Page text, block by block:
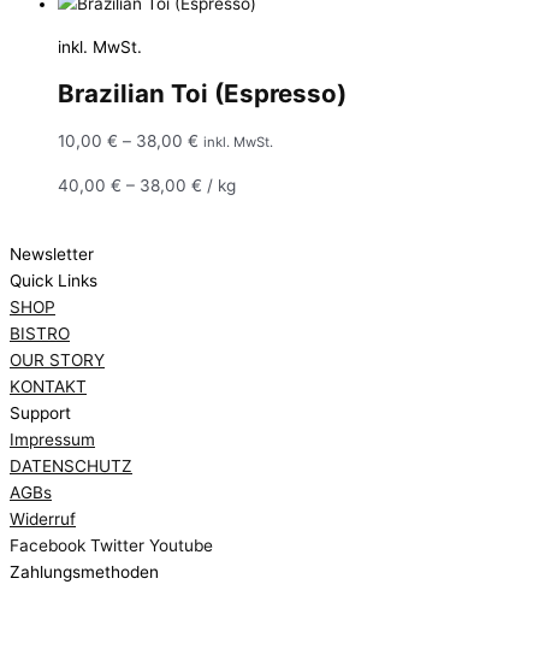
inkl. MwSt.
Brazilian Toi (Espresso)
10,00 € – 38,00 € inkl. MwSt.
40,00 € – 38,00 € / kg
Newsletter
Quick Links
SHOP
BISTRO
OUR STORY
KONTAKT
Support
Impressum
DATENSCHUTZ
AGBs
Widerruf
Facebook Twitter Youtube
Zahlungsmethoden